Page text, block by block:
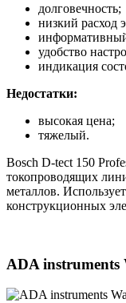
долговечность;
низкий расход
удобство
индикация
Недостатки:
высокая цена;
тяжелый.
Bosch D-tect 150
токопроводящих
металлов.
конструкционных
ADA instruments